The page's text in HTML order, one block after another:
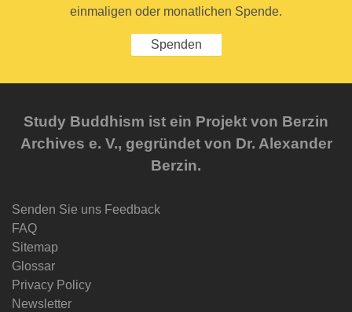
einmaligen oder monatlichen Spende.
Spenden
Study Buddhism ist ein Projekt von Berzin
Archives e. V., gegründet von Dr. Alexander
Berzin.
Senden Sie uns Feedback
FAQ
Sitemap
Glossar
Privacy Policy
Newsletter